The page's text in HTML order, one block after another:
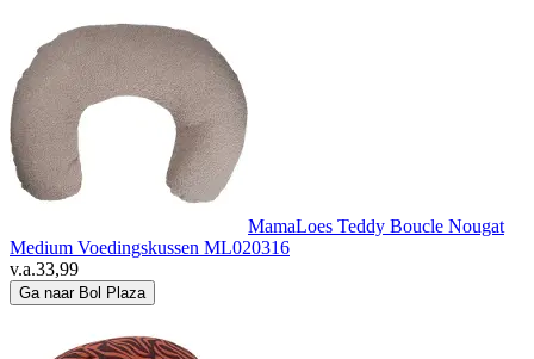
MamaLoes Teddy Boucle Nougat
Medium Voedingskussen ML020316
v.a.33,99
Ga naar Bol Plaza